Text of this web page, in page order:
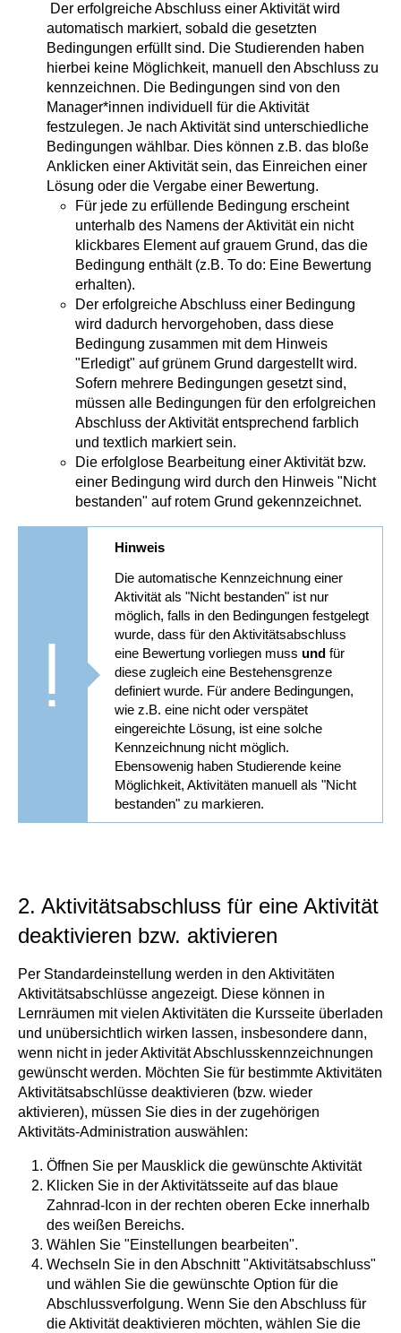
Der erfolgreiche Abschluss einer Aktivität wird
automatisch markiert, sobald die gesetzten
Bedingungen erfüllt sind. Die Studierenden haben
hierbei keine Möglichkeit, manuell den Abschluss zu
kennzeichnen. Die Bedingungen sind von den
Manager*innen individuell für die Aktivität
festzulegen. Je nach Aktivität sind unterschiedliche
Bedingungen wählbar. Dies können z.B. das bloße
Anklicken einer Aktivität sein, das Einreichen einer
Lösung oder die Vergabe einer Bewertung.
Für jede zu erfüllende Bedingung erscheint
unterhalb des Namens der Aktivität ein nicht
klickbares Element auf grauem Grund, das die
Bedingung enthält (z.B. To do: Eine Bewertung
erhalten).
Der erfolgreiche Abschluss einer Bedingung
wird dadurch hervorgehoben, dass diese
Bedingung zusammen mit dem Hinweis
"Erledigt" auf grünem Grund dargestellt wird.
Sofern mehrere Bedingungen gesetzt sind,
müssen alle Bedingungen für den erfolgreichen
Abschluss der Aktivität entsprechend farblich
und textlich markiert sein.
Die erfolglose Bearbeitung einer Aktivität bzw.
einer Bedingung wird durch den Hinweis "Nicht
bestanden" auf rotem Grund gekennzeichnet.
Hinweis
Die automatische Kennzeichnung einer
Aktivität als "Nicht bestanden" ist nur
möglich, falls in den Bedingungen festgelegt
wurde, dass für den Aktivitätsabschluss
eine Bewertung vorliegen muss undfür
diese zugleich eine Bestehensgrenze
definiert wurde. Für andere Bedingungen,
wie z.B. eine nicht oder verspätet
eingereichte Lösung, ist eine solche
Kennzeichnung nicht möglich.
Ebensowenig haben Studierende keine
Möglichkeit, Aktivitäten manuell als "Nicht
bestanden" zu markieren.
2. Aktivitätsabschluss für eine Aktivität
deaktivieren bzw. aktivieren
Per Standardeinstellung werden in den Aktivitäten
Aktivitätsabschlüsse angezeigt. Diese können in
Lernräumen mit vielen Aktivitäten die Kursseite überladen
und unübersichtlich wirken lassen, insbesondere dann,
wenn nicht in jeder Aktivität Abschlusskennzeichnungen
gewünscht werden. Möchten Sie für bestimmte Aktivitäten
Aktivitätsabschlüsse deaktivieren (bzw. wieder
aktivieren), müssen Sie dies in der zugehörigen
Aktivitäts-Administration auswählen:
Öffnen Sie per Mausklick die gewünschte Aktivität
Klicken Sie in der Aktivitätsseite auf das blaue
Zahnrad-Icon in der rechten oberen Ecke innerhalb
des weißen Bereichs.
Wählen Sie "Einstellungen bearbeiten".
Wechseln Sie in den Abschnitt "Aktivitätsabschluss"
und wählen Sie die gewünschte Option für die
Abschlussverfolgung. Wenn Sie den Abschluss für
die Aktivität deaktivieren möchten, wählen Sie die